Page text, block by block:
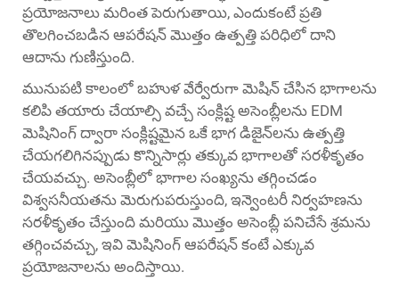
ప్రయోజనాలు మరింత పెరుగుతాయి, ఎందుకంటే ప్రతి
తొలగించబడిన ఆపరేషన్ మొత్తం ఉత్పత్తి పరిధిలో దాని
ఆదాను గుణిస్తుంది.
మునుపటి కాలంలో బహుళ వేర్వేరుగా మెషిన్ చేసిన భాగాలను
కలిపి తయారు చేయాల్సి వచ్చే సంక్లిష్ట అసెంబ్లీలను EDM
మెషినింగ్ ద్వారా సంక్లిష్టమైన ఒకే భాగ డిజైన్‌లను ఉత్పత్తి
చేయగలిగినప్పుడు కొన్నిసార్లు తక్కువ భాగాలతో సరళీకృతం
చేయవచ్చు. అసెంబ్లీలో భాగాల సంఖ్యను తగ్గించడం
విశ్వసనీయతను మెరుగుపరుస్తుంది, ఇన్వెంటరీ నిర్వహణను
సరళీకృతం చేస్తుంది మరియు మొత్తం అసెంబ్లీ పనిచేసే శ్రమను
తగ్గించవచ్చు, ఇవి మెషినింగ్ ఆపరేషన్ కంటే ఎక్కువ
ప్రయోజనాలను అందిస్తాయి.